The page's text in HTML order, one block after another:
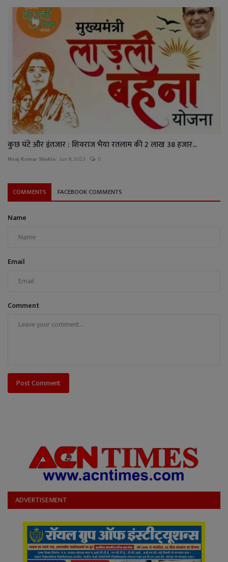
कुछ घंटे और इंतजार : शिवराज भैया रतलाम की 2 लाख 38 हजार...
Niraj Kumar Shukla Jun 9, 2023 0
COMMENTS FACEBOOK COMMENTS
Name
Email
Comment
Post Comment
ADVERTISEMENT